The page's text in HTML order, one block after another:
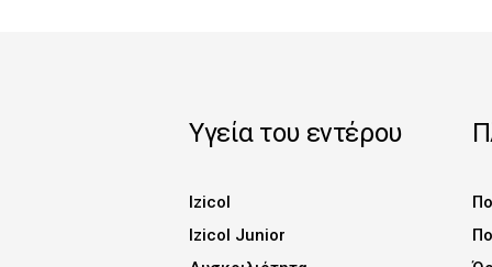
Υγεία του εντέρου
Izicol
Izicol Junior